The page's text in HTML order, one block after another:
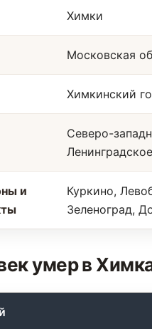
Химки
Московская
Химкинский
Северо-
и
Куркино,
Зеленоград,
умер в